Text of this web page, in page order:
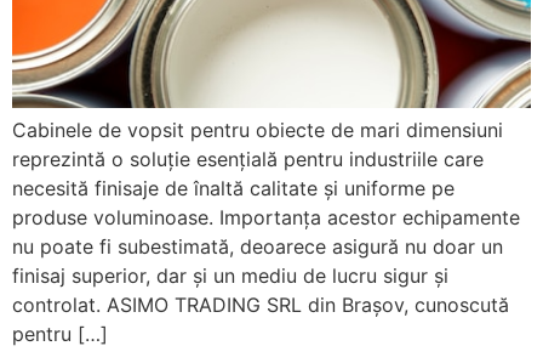
Cabinele de vopsit pentru obiecte de mari dimensiuni
reprezintă o soluție esențială pentru industriile care
necesită finisaje de înaltă calitate și uniforme pe
produse voluminoase. Importanța acestor echipamente
nu poate fi subestimată, deoarece asigură nu doar un
finisaj superior, dar și un mediu de lucru sigur și
controlat. ASIMO TRADING SRL din Brașov, cunoscută
pentru […]